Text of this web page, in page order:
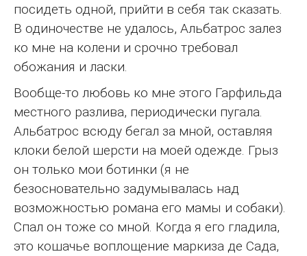
посидеть одной, прийти в себя так сказать.
В одиночестве не удалось, Альбатрос залез
ко мне на колени и срочно требовал
обожания и ласки.
Вообще-то любовь ко мне этого Гарфильда
местного разлива, периодически пугала.
Альбатрос всюду бегал за мной, оставляя
клоки белой шерсти на моей одежде. Грыз
он только мои ботинки (я не
безосновательно задумывалась над
возможностью романа его мамы и собаки).
Спал он тоже со мной. Когда я его гладила,
это кошачье воплощение маркиза де Сада,